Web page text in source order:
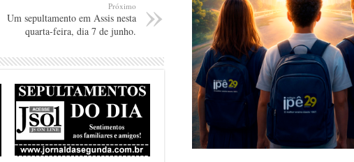
Próximo
Um sepultamento em Assis nesta
quarta-feira, dia 7 de junho.